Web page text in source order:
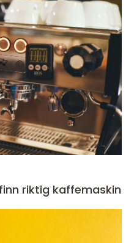
riktig kaffemaskin